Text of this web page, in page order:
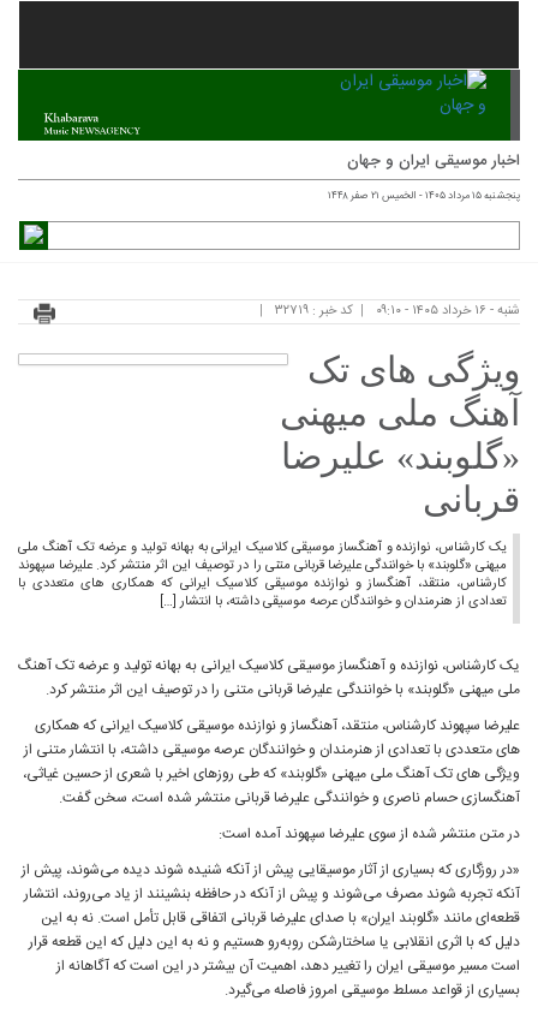
اخبار موسیقی ایران و جهان
پنجشنبه ۱۵ مرداد ۱۴۰۵ - الخميس ۲۱ صفر ۱۴۴۸
شنبه - ۱۶ خرداد ۱۴۰۵ - ۰۹:۱۰ کد خبر : ۳۲۷۱۹
ویژگی های تک
آهنگ ملی میهنی
«گلوبند» علیرضا
قربانی
یک کارشناس، نوازنده و آهنگساز موسیقی کلاسیک ایرانی به بهانه تولید و عرضه تک آهنگ ملی
میهنی «گلوبند» با خوانندگی علیرضا قربانی متنی را در توصیف این اثر منتشر کرد. علیرضا سپهوند
کارشناس، منتقد، آهنگساز و نوازنده موسیقی کلاسیک ایرانی که همکاری های متعددی با
تعدادی از هنرمندان و خوانندگان عرصه موسیقی داشته، با انتشار […]
یک کارشناس، نوازنده و آهنگساز موسیقی کلاسیک ایرانی به بهانه تولید و عرضه تک آهنگ
ملی میهنی «گلوبند» با خوانندگی علیرضا قربانی متنی را در توصیف این اثر منتشر کرد.
علیرضا سپهوند کارشناس، منتقد، آهنگساز و نوازنده موسیقی کلاسیک ایرانی که همکاری
های متعددی با تعدادی از هنرمندان و خوانندگان عرصه موسیقی داشته، با انتشار متنی از
ویژگی های تک آهنگ ملی میهنی «گلوبند» که طی روزهای اخیر با شعری از حسین غیاثی،
آهنگسازی حسام ناصری و خوانندگی علیرضا قربانی منتشر شده است، سخن گفت.
در متن منتشر شده از سوی علیرضا سپهوند آمده است:
«در روزگاری که بسیاری از آثار موسیقایی پیش از آنکه شنیده شوند دیده می‌شوند، پیش از
آنکه تجربه شوند مصرف می‌شوند و پیش از آنکه در حافظه بنشینند از یاد می‌روند، انتشار
قطعه‌ای مانند «گلوبند ایران» با صدای علیرضا قربانی اتفاقی قابل تأمل است. نه به این
دلیل که با اثری انقلابی یا ساختارشکن روبه‌رو هستیم و نه به این دلیل که این قطعه قرار
است مسیر موسیقی ایران را تغییر دهد، اهمیت آن بیشتر در این است که آگاهانه از
بسیاری از قواعد مسلط موسیقی امروز فاصله می‌گیرد.